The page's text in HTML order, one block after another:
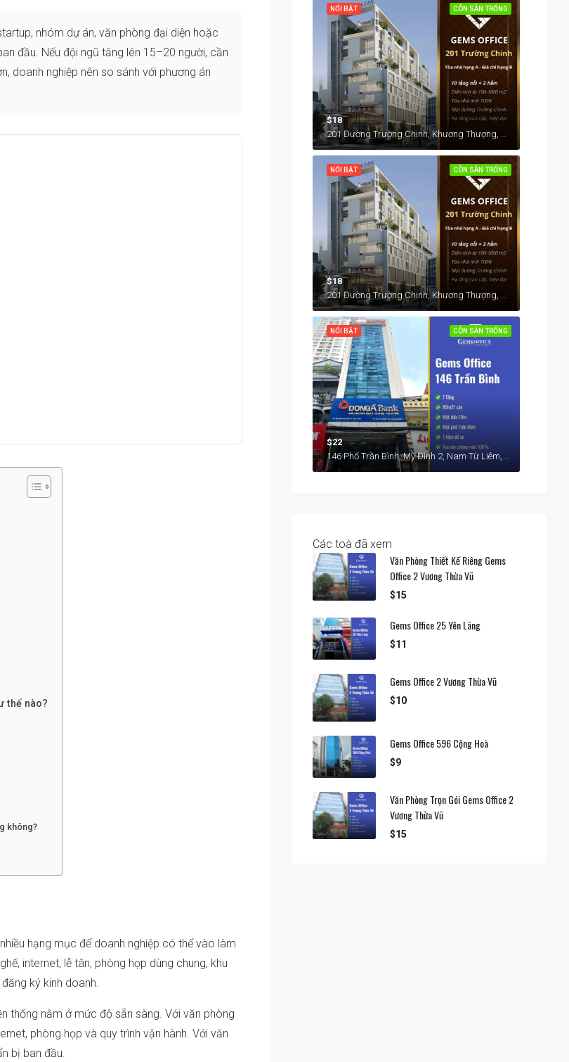
nhóm dự án, văn phòng đại diện hoặc
đầu. Nếu đội ngũ tăng lên 15–20 người, cần
doanh nghiệp nên so sánh với phương án
thế nào?
không?
hạng mục để doanh nghiệp có thể vào làm
internet, lễ tân, phòng họp dùng chung, khu
ký kinh doanh.
thống nằm ở mức độ sẵn sàng. Với văn phòng
phòng họp và quy trình vận hành. Với văn
bị ban đầu.
CÒN SÀN TRỐNG
NỔI BẬT
$18
CÒN SÀN TRỐNG
NỔI BẬT
$18
201 Đường Trường Chinh, Khương Thượng, Đống Đa, Hà Nội, Việt Nam
CÒN SÀN TRỐNG
NỔI BẬT
$22
146 Phố Trần Bình, Mỹ Đình 2, Nam Từ Liêm, Hà Nội
Các toà đã xem
Văn Phòng Thiết Kế Riêng Gems
Office 2 Vương Thừa Vũ
$15
Gems Office 25 Yên Lãng
$11
Gems Office 2 Vương Thừa Vũ
$10
Gems Office 596 Cộng Hoà
$9
Văn Phòng Trọn Gói Gems Office 2
Vương Thừa Vũ
$15